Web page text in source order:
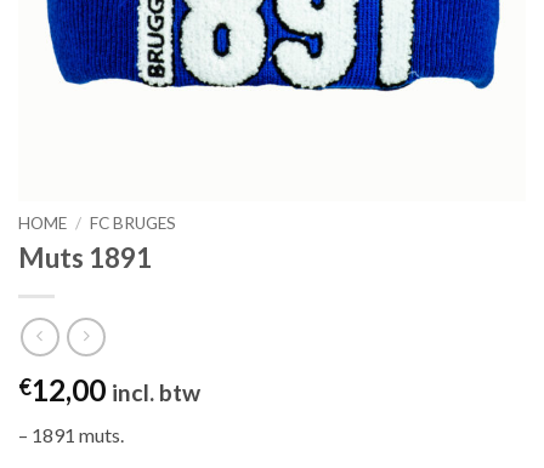
HOME / FC BRUGES
Muts 1891
€12,00 incl. btw
– 1891 muts.